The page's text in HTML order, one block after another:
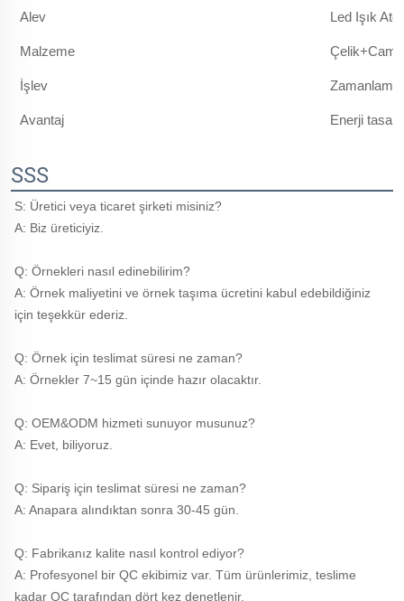
Alev Led Işık
Malzeme Çelik+Cam
İşlev
Avantaj Enerji
SSS
S: Üretici veya ticaret şirketi misiniz?
A: Biz üreticiyiz.
Q: Örnekleri nasıl edinebilirim?
A: Örnek maliyetini ve örnek taşıma ücretini kabul edebildiğiniz
için teşekkür ederiz.
Q: Örnek için teslimat süresi ne zaman?
A: Örnekler 7~15 gün içinde hazır olacaktır.
Q: OEM&ODM hizmeti sunuyor musunuz?
A: Evet, biliyoruz.
Q: Sipariş için teslimat süresi ne zaman?
A: Anapara alındıktan sonra 30-45 gün.
Q: Fabrikanız kalite nasıl kontrol ediyor?
A: Profesyonel bir QC ekibimiz var. Tüm ürünlerimiz, teslime
kadar QC tarafından dört kez denetlenir.